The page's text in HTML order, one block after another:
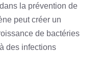
la prévention de
peut créer un
de bactéries
des infections